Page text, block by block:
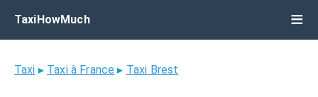
TaxiHowMuch
Taxi ▸ Taxi à France ▸ Taxi Brest